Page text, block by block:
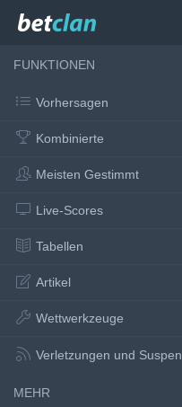
FUNKTIONEN
Vorhersagen
Kombinierte
Meisten Gestimmt
Live-Scores
Tabellen
Artikel
Wettwerkzeuge
Verletzungen und Suspensionen
MEHR